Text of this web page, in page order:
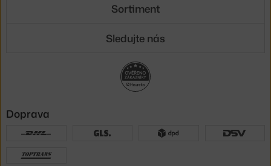
Sortiment
Sledujte nás
Doprava